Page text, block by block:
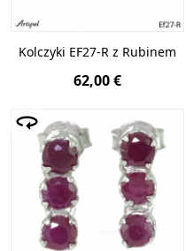
Kolczyki EF27-R z Rubinem
62,00 €